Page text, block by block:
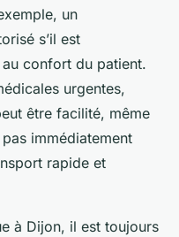
un
s’il est
confort du patient.
urgentes,
être facilité, même
immédiatement
rapide et
à Dijon, il est toujours